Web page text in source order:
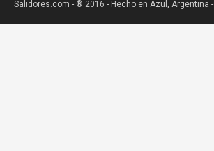
Salidores.com - ® 2016 - Hecho en Azul, Argentina -